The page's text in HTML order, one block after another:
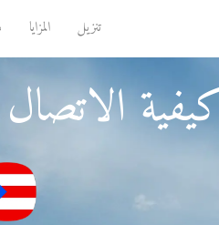
تنزيل المزايا